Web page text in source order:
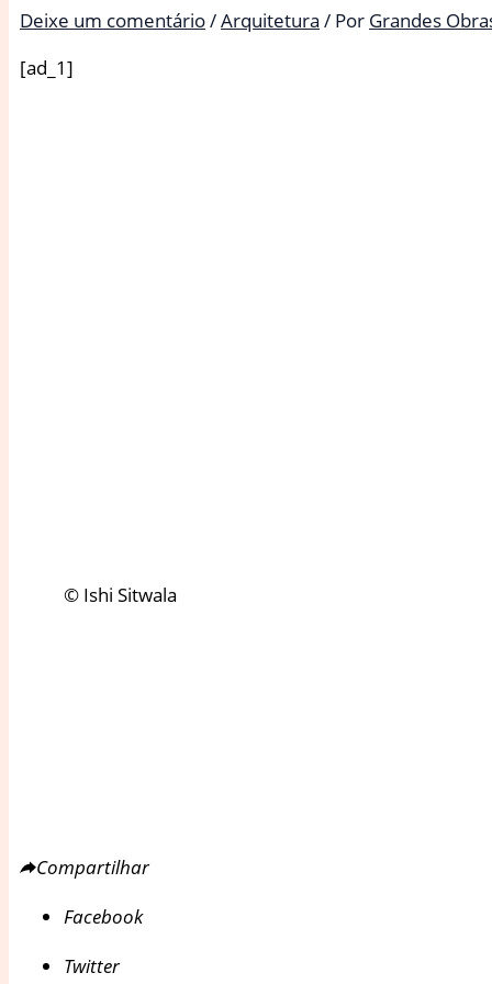
Deixe um comentário/Arquitetura / Por Grandes
[ad_1]
© Ishi Sitwala
Compartilhar
Facebook
Twitter